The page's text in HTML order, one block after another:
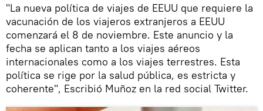
"La nueva política de viajes de EEUU que requiere la
vacunación de los viajeros extranjeros a EEUU
comenzará el 8 de noviembre. Este anuncio y la
fecha se aplican tanto a los viajes aéreos
internacionales como a los viajes terrestres. Esta
política se rige por la salud pública, es estricta y
coherente", Escribió Muñoz en la red social Twitter.